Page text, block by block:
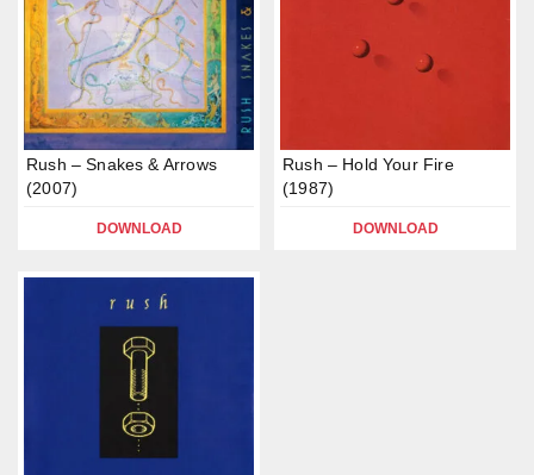
Rush – Snakes & Arrows
(2007)
DOWNLOAD
Rush – Hold Your Fire
(1987)
DOWNLOAD